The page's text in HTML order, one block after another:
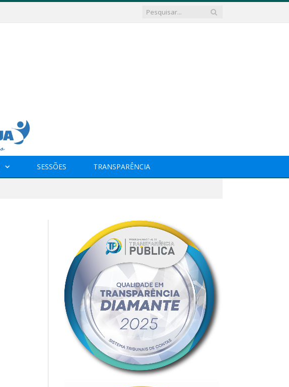
SESSÕES TRANSPARÊNCIA